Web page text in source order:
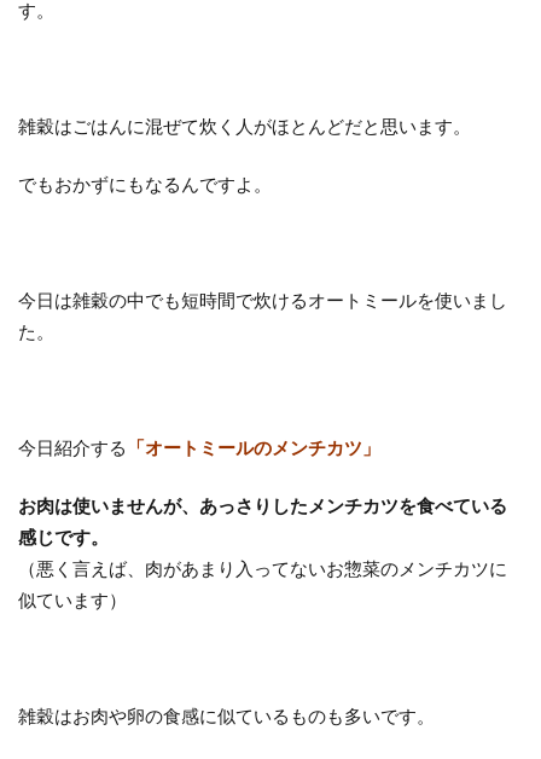
す。
雑穀はごはんに混ぜて炊く人がほとんどだと思います。
でもおかずにもなるんですよ。
今日は雑穀の中でも短時間で炊けるオートミールを使いまし
た。
今日紹介する 「オートミールのメンチカツ」
お肉は使いませんが、あっさりしたメンチカツを食べている
感じです。
（悪く言えば、肉があまり入ってないお惣菜のメンチカツに
似ています）
雑穀はお肉や卵の食感に似ているものも多いです。